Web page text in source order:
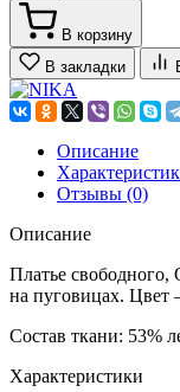
В корзину
В закладки
Описание
Отзывы (0)
Описание
Платье
на пуговицах. Цвет
Состав ткани: 53%
Характеристики